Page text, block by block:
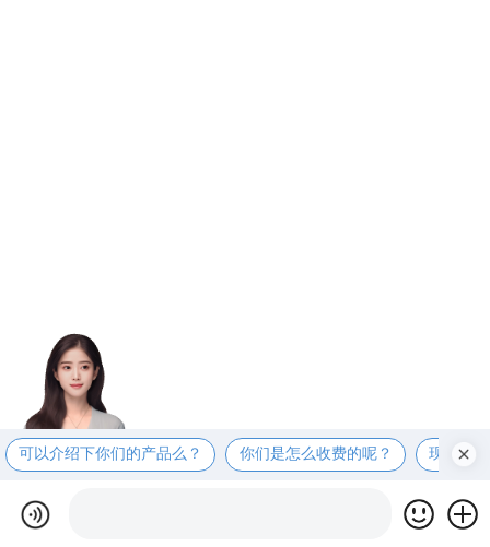
可以介绍下你们的产品么？ 你们是怎么收费的呢？ 现在有